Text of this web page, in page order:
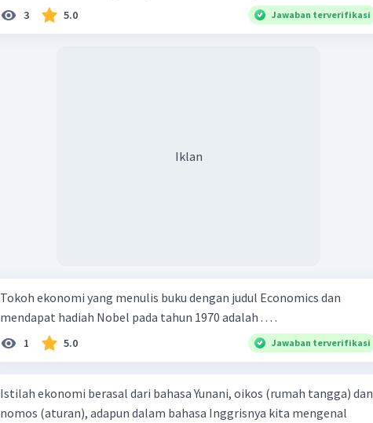
3 5.0 Jawaban terverifikasi
Iklan
Tokoh ekonomi yang menulis buku dengan judul Economics dan
mendapat hadiah Nobel pada tahun 1970 adalah . . . .
1 5.0 Jawaban terverifikasi
Istilah ekonomi berasal dari bahasa Yunani, oikos (rumah tangga) dan
nomos (aturan), adapun dalam bahasa Inggrisnya kita mengenal